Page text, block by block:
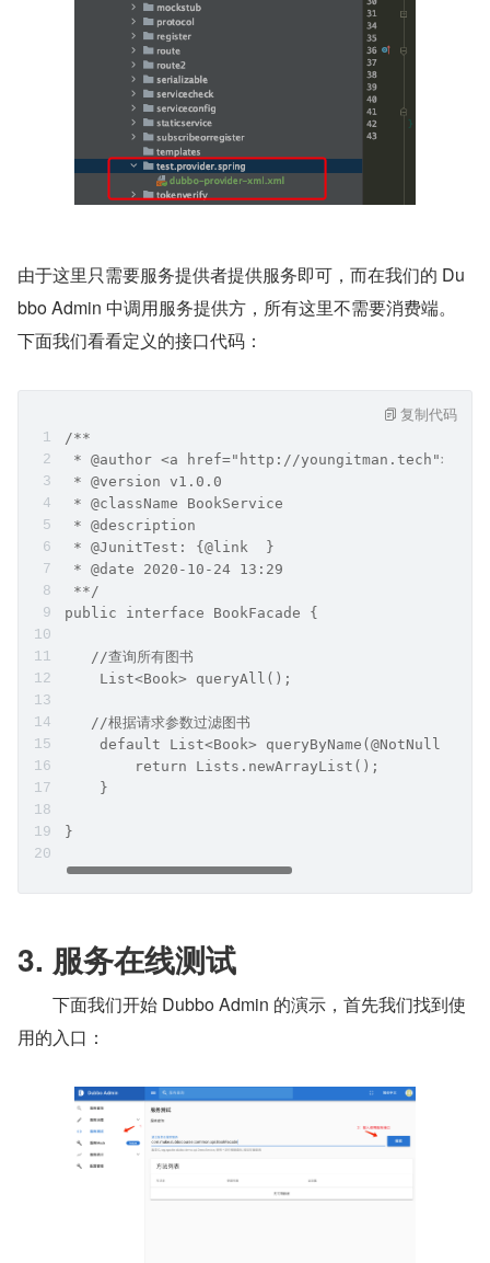
由于这里只需要服务提供者提供服务即可，而在我们的 Du
bbo Admin 中调用服务提供方，所有这里不需要消费端。
下面我们看看定义的接口代码：
/**
* @author <a href="http://youngitman.tech">青年
* @version v1.0.0
* @className BookService
* @description
* @JunitTest: {@link  }
* @date 2020-10-24 13:29
**/
public interface BookFacade {
   //查询所有图书
    List<Book> queryAll();
   //根据请求参数过滤图书
default List<Book> queryByName(@NotNull
        return Lists.newArrayList();
    }
}
复制代码
3. 服务在线测试
用的入口：